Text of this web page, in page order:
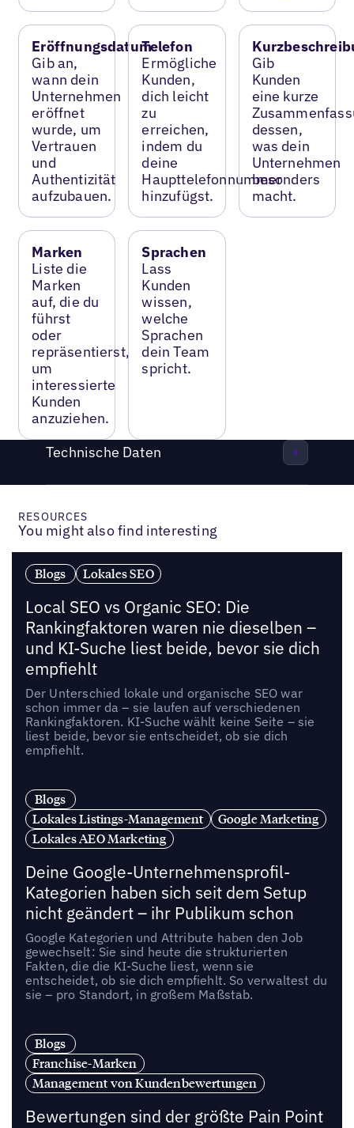
Eröffnungsdatum
Gib an,
wann dein
Unternehmen
eröffnet
wurde, um
Vertrauen
und
Authentizität
aufzubauen.
Telefon
Ermögliche
Kunden,
dich leicht
zu
erreichen,
indem du
deine
Haupttelefonnummer
hinzufügst.
Gib
Kunden
eine kurze
dessen,
was dein
Unternehmen
besonders
macht.
Marken
Liste die
Marken
auf, die du
führst
oder
repräsentierst,
um
interessierte
Kunden
anzuziehen.
Sprachen
Lass
Kunden
wissen,
welche
Sprachen
dein Team
spricht.
Technische Daten
RESOURCES
You might also find interesting
Blogs Lokales SEO
Local SEO vs Organic SEO: Die
Rankingfaktoren waren nie dieselben –
und KI-Suche liest beide, bevor sie dich
empfiehlt
Der Unterschied lokale und organische SEO war
schon immer da – sie laufen auf verschiedenen
Rankingfaktoren. KI-Suche wählt keine Seite – sie
liest beide, bevor sie entscheidet, ob sie dich
empfiehlt.
Blogs
Lokales Listings-Management
Google Marketing
Lokales AEO Marketing
Deine Google-Unternehmensprofil-
Kategorien haben sich seit dem Setup
nicht geändert – ihr Publikum schon
Google Kategorien und Attribute haben den Job
gewechselt: Sie sind heute die strukturierten
Fakten, die die KI-Suche liest, wenn sie
entscheidet, ob sie dich empfiehlt. So verwaltest du
sie – pro Standort, in großem Maßstab.
Blogs
Franchise-Marken
Management von Kundenbewertungen
Bewertungen sind der größte Pain Point